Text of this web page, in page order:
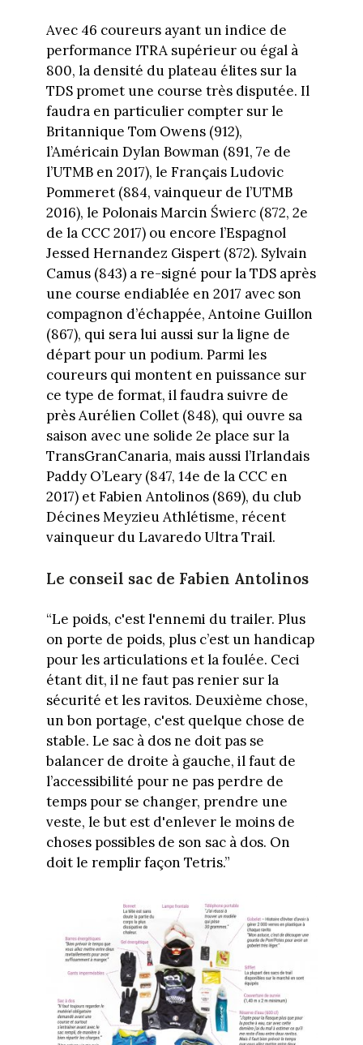
Avec 46 coureurs ayant un indice de
performance ITRA supérieur ou égal à
800, la densité du plateau élites sur la
TDS promet une course très disputée. Il
faudra en particulier compter sur le
Britannique Tom Owens (912),
l’Américain Dylan Bowman (891, 7e de
l’UTMB en 2017), le Français Ludovic
Pommeret (884, vainqueur de l’UTMB
2016), le Polonais Marcin Świerc (872, 2e
de la CCC 2017) ou encore l’Espagnol
Jessed Hernandez Gispert (872). Sylvain
Camus (843) a re-signé pour la TDS après
une course endiablée en 2017 avec son
compagnon d’échappée, Antoine Guillon
(867), qui sera lui aussi sur la ligne de
départ pour un podium. Parmi les
coureurs qui montent en puissance sur
ce type de format, il faudra suivre de
près Aurélien Collet (848), qui ouvre sa
saison avec une solide 2e place sur la
TransGranCanaria, mais aussi l’Irlandais
Paddy O’Leary (847, 14e de la CCC en
2017) et Fabien Antolinos (869), du club
Décines Meyzieu Athlétisme, récent
vainqueur du Lavaredo Ultra Trail.
Le conseil sac de Fabien Antolinos
“Le poids, c'est l'ennemi du trailer. Plus
on porte de poids, plus c’est un handicap
pour les articulations et la foulée. Ceci
étant dit, il ne faut pas renier sur la
sécurité et les ravitos. Deuxième chose,
un bon portage, c'est quelque chose de
stable. Le sac à dos ne doit pas se
balancer de droite à gauche, il faut de
l’accessibilité pour ne pas perdre de
temps pour se changer, prendre une
veste, le but est d'enlever le moins de
choses possibles de son sac à dos. On
doit le remplir façon Tetris.”